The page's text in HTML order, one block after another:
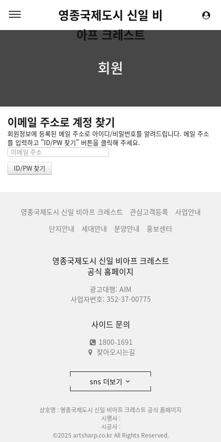
영종국제도시 신일 비
아프 크레스트
회원
이메일 주소로 계정 찾기
회원정보에 등록된 메일 주소로 아이디/비밀번호를 알려드립니다. 메일 주소
를 입력하고 "ID/PW 찾기" 버튼을 클릭해 주세요.
영종국제도시 신일 비아프 크레스트 관심고객등록
사업안내
단지안내
세대안내 분양안내 홍보센터
영종국제도시 신일 비아프 크레스트
공식 홈페이지
광고대행: AIM
사업자번호: 352-37-00775
사이드 문의
1800-1691
찾아오시는길
sns 더보기
상호명 : 영종국제도시 신일 비아프 크레스트 공식 홈페이지
시행사 :
시공사 :
©2025 artsharp.co.kr All Rights Reserved.